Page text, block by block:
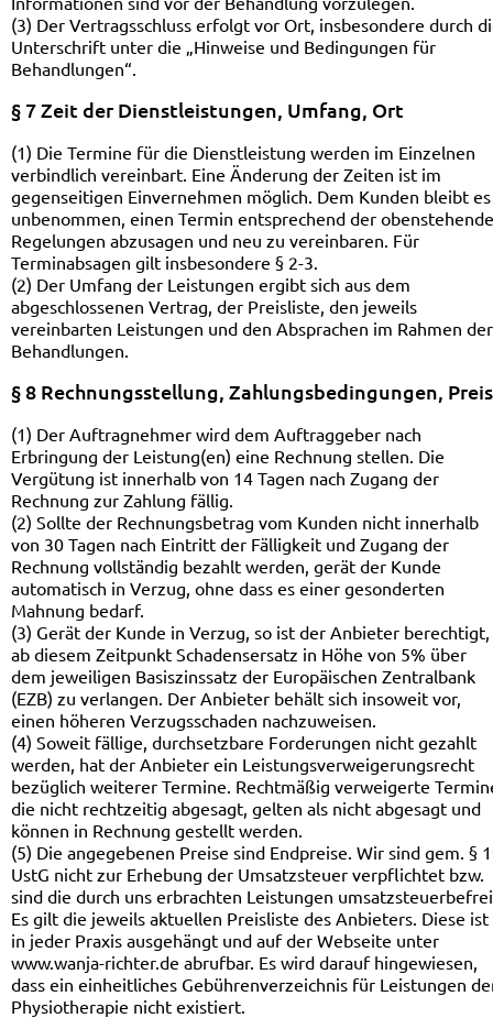
(3) Der Vertragsschluss erfolgt vor Ort, insbesondere durch
Unterschrift unter die „Hinweise und Bedingungen für
Behandlungen“.
§ 7 Zeit der Dienstleistungen, Umfang, Ort
(1) Die Termine für die Dienstleistung werden im Einzelnen
verbindlich vereinbart. Eine Änderung der Zeiten ist im
gegenseitigen Einvernehmen möglich. Dem Kunden bleibt es
unbenommen, einen Termin entsprechend der
Regelungen abzusagen und neu zu vereinbaren. Für
Terminabsagen gilt insbesondere § 2-3.
(2) Der Umfang der Leistungen ergibt sich aus dem
abgeschlossenen Vertrag, der Preisliste, den jeweils
vereinbarten Leistungen und den Absprachen im Rahmen der
Behandlungen.
§ 8 Rechnungsstellung, Zahlungsbedingungen,
(1) Der Auftragnehmer wird dem Auftraggeber nach
Erbringung der Leistung(en) eine Rechnung stellen. Die
Vergütung ist innerhalb von 14 Tagen nach Zugang der
Rechnung zur Zahlung fällig.
(2) Sollte der Rechnungsbetrag vom Kunden nicht innerhalb
von 30 Tagen nach Eintritt der Fälligkeit und Zugang der
Rechnung vollständig bezahlt werden, gerät der Kunde
automatisch in Verzug, ohne dass es einer gesonderten
Mahnung bedarf.
(3) Gerät der Kunde in Verzug, so ist der Anbieter berechtigt,
ab diesem Zeitpunkt Schadensersatz in Höhe von 5% über
dem jeweiligen Basiszinssatz der Europäischen Zentralbank
(EZB) zu verlangen. Der Anbieter behält sich insoweit vor,
einen höheren Verzugsschaden nachzuweisen.
(4) Soweit fällige, durchsetzbare Forderungen nicht gezahlt
werden, hat der Anbieter ein Leistungsverweigerungsrecht
bezüglich weiterer Termine. Rechtmäßig verweigerte
die nicht rechtzeitig abgesagt, gelten als nicht abgesagt und
können in Rechnung gestellt werden.
(5) Die angegebenen Preise sind Endpreise. Wir sind gem. §
UstG nicht zur Erhebung der Umsatzsteuer verpflichtet bzw.
sind die durch uns erbrachten Leistungen
Es gilt die jeweils aktuellen Preisliste des Anbieters. Diese ist
in jeder Praxis ausgehängt und auf der Webseite unter
www.wanja-richter.de abrufbar. Es wird darauf hingewiesen,
dass ein einheitliches Gebührenverzeichnis für Leistungen
Physiotherapie nicht existiert.